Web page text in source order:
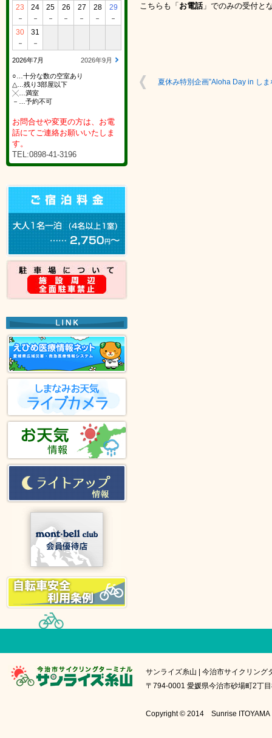
23
－
24
－
25
－
26
－
27
－
28
－
29
－
30
－
31
－
2026年7月 2026年9月
○…十分な数の空室あり
△…残り3部屋以下
╳…満室
－…予約不可
お問合せや変更の方は、お電
話にてご連絡お願いいたしま
す。
TEL:0898-41-3196
こちらも「 お電話」でのみの受付と
夏休み特別企画”Aloha Day in しま
サンライズ糸山 | 今治市サイクリング
〒794-0001 愛媛県今治市砂場町2
Copyright © 2014 Sunrise